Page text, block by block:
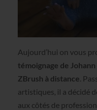
Aujourd’hui on vous
témoignage de
ZBrush à distance .
artistiques, il a décidé
aux côtés de